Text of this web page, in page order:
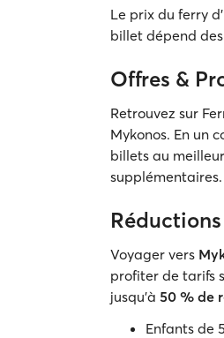
Le prix du ferry
billet dépend
Offres &
Retrouvez sur
Mykonos. En un
billets au
supplémentaires.
Réductions
Voyager vers
profiter de tarifs
jusqu'à 50 % de
Enfants de